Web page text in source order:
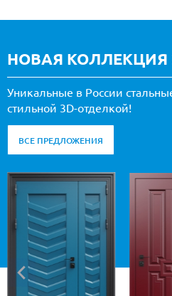
НОВАЯ КОЛЛЕКЦИЯ
Уникальные в России
стильной 3D-отделкой!
ВСЕ ПРЕДЛОЖЕНИЯ